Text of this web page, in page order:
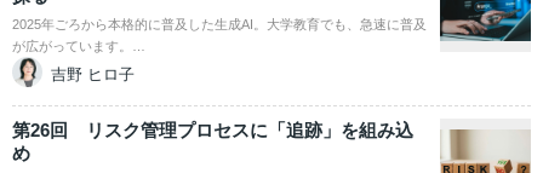
2025年ごろから本格的に普及した生成AI。大学教育でも、急速に普及
が広がっています。…
吉野 ヒロ子
第26回 リスク管理プロセスに「追跡」を組み込
め